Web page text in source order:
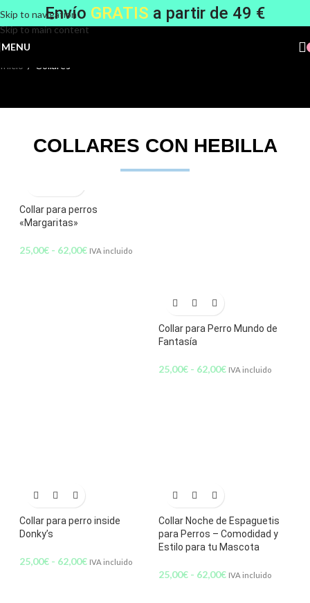
Skip to navigation
Skip to main content
Envío GRATIS a partir de 49 €
MENU
Inicio / Collares
COLLARES CON HEBILLA
Collar para perros
«Margaritas»
25,00€ - 62,00€ IVA incluido
Collar para Perro Mundo de
Fantasía
25,00€ - 62,00€ IVA incluido
Collar para perro inside
Donky’s
25,00€ - 62,00€ IVA incluido
Collar Noche de Espaguetis
para Perros – Comodidad y
Estilo para tu Mascota
25,00€ - 62,00€ IVA incluido